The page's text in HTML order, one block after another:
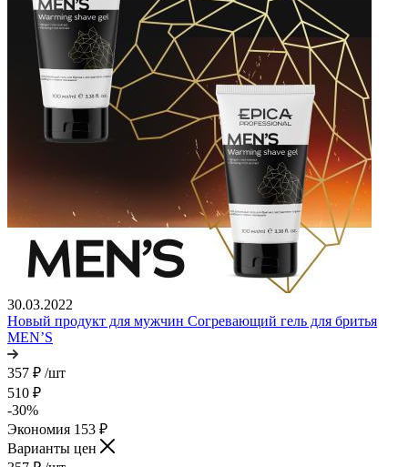
30.03.2022
Новый продукт для мужчин Согревающий гель для бритья
MEN’S
357 ₽ /шт
510 ₽
-30%
Экономия 153 ₽
Варианты цен